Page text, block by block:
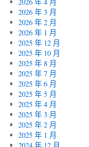
2026 年 3 月
2026 年 2 月
2026 年 1 月
2025 年 12 月
2025 年 10 月
2025 年 8 月
2025 年 7 月
2025 年 6 月
2025 年 5 月
2025 年 4 月
2025 年 3 月
2025 年 2 月
2025 年 1 月